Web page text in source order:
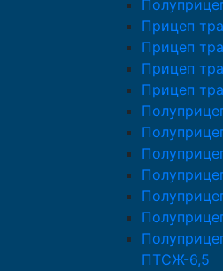
Прицеп
Прицеп
Прицеп
Прицеп
ПТСЖ-6,5